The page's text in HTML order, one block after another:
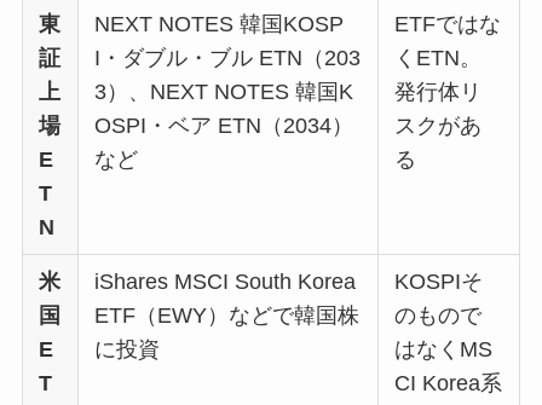
東
証
上
場
E
T
N
NEXT NOTES 韓国KOSP
I・ダブル・ブル ETN（203
3）、NEXT NOTES 韓国K
OSPI・ベア ETN（2034）
など
ETFではな
くETN。
発行体リ
スクがあ
る
米
国
E
T
iShares MSCI South Korea
ETF（EWY）などで韓国株
に投資
KOSPIそ
のもので
はなくMS
CI Korea系